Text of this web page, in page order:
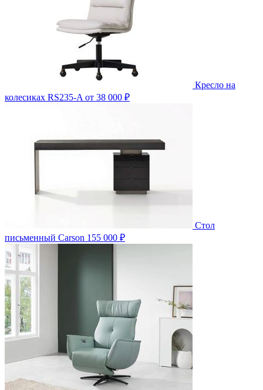
Кресло на
колесиках RS235-A от 38 000 ₽
Стол
письменный Carson 155 000 ₽